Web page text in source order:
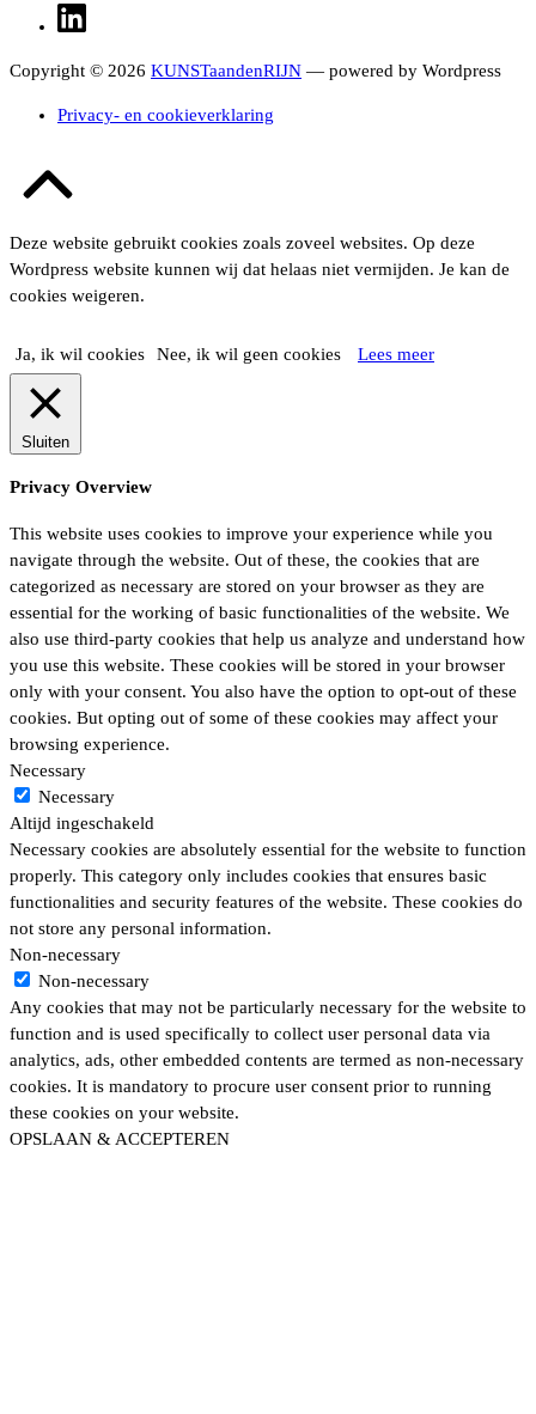
Copyright © 2026 KUNSTaandenRIJN — powered by Wordpress
Privacy- en cookieverklaring
Deze website gebruikt cookies zoals zoveel websites. Op deze
Wordpress website kunnen wij dat helaas niet vermijden. Je kan de
cookies weigeren.
Ja, ik wil cookies Nee, ik wil geen cookies Lees meer
Sluiten
Privacy Overview
This website uses cookies to improve your experience while you
navigate through the website. Out of these, the cookies that are
categorized as necessary are stored on your browser as they are
essential for the working of basic functionalities of the website. We
also use third-party cookies that help us analyze and understand how
you use this website. These cookies will be stored in your browser
only with your consent. You also have the option to opt-out of these
cookies. But opting out of some of these cookies may affect your
browsing experience.
Necessary
Necessary
Altijd ingeschakeld
Necessary cookies are absolutely essential for the website to function
properly. This category only includes cookies that ensures basic
functionalities and security features of the website. These cookies do
not store any personal information.
Non-necessary
Non-necessary
Any cookies that may not be particularly necessary for the website to
function and is used specifically to collect user personal data via
analytics, ads, other embedded contents are termed as non-necessary
cookies. It is mandatory to procure user consent prior to running
these cookies on your website.
OPSLAAN & ACCEPTEREN